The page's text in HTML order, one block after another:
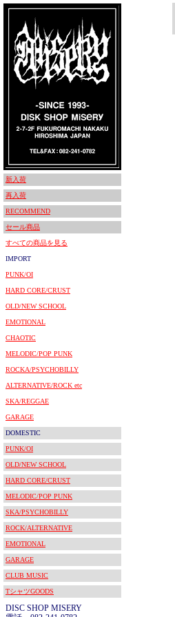
新入荷
再入荷
RECOMMEND
セール商品
すべての商品を見る
IMPORT
PUNK/OI
HARD CORE/CRUST
OLD/NEW SCHOOL
EMOTIONAL
CHAOTIC
MELODIC/POP PUNK
ROCKA/PSYCHOBILLY
ALTERNATIVE/ROCK etc
SKA/REGGAE
GARAGE
DOMESTIC
PUNK/OI
OLD/NEW SCHOOL
HARD CORE/CRUST
MELODIC/POP PUNK
SKA/PSYCHOBILLY
ROCK/ALTERNATIVE
EMOTIONAL
GARAGE
CLUB MUSIC
TシャツGOODS
DISC SHOP MISERY